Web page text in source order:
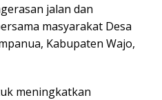
jalan dan
masyarakat Desa
Kabupaten Wajo,
meningkatkan